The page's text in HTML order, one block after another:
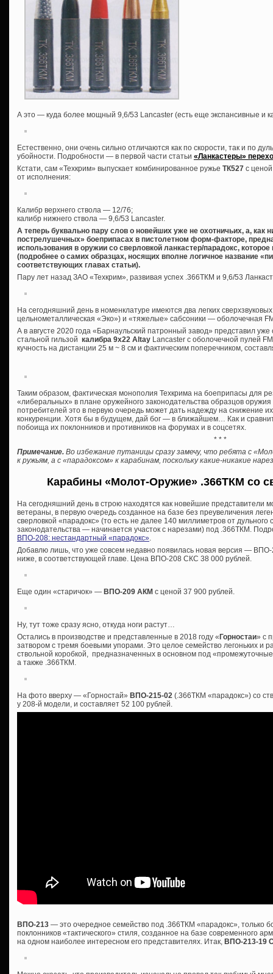
А это — куда более мощный 9,6/53 Lancaster (есть еще экспансивные и
Естественно, они очень сильно отличаются как по скорости, так и по
убойности. Подробности — в первой части статьи «Ланкастеры»
Кстати, сам «Техкрим» выпускает комбинированное ружье ТК527 с
от исполнения:
Калибр верхнего ствола — 12/76;
калибр нижнего ствола — 9,6/53 Lancaster.
А теперь буквально пару слов о новейших уже не охотничьих, а, как
пострелушечных» боеприпасах в пистолетном форм-факторе,
использования в оружии со сверловкой ланкастер/парадокс,
(подробнее о самих образцах, носящих вполне логичное название
соответствующих главах статьи).
Пару лет назад ЗАО «Техкрим», развивая успех .366ТКМ и 9,6/53
На сегодняшний день в номенклатуре имеются два легких
цельнометаллическая «Эко») и «тяжелые» сабсоники — оболочечная
А в августе 2020 года «Барнаульский патронный завод» представил
стальной гильзой калибра 9х22 Altay Lancaster с оболочечной пулей
кучность на дистанции 25 м ~ 8 см и фактическим поперечником,
Таким образом, фактическая монополия Техкрима на боеприпасы для
«либеральных» в плане оружейного законодательства образцов
потребителей это в первую очередь может дать надежду на снижение
конкуренции. Хотя бы в будущем, дай бог — в ближайшем… Как и
побоища их поклонников и противников на форумах и в соцсетях.
* * *
Примечание. Во избежание путаницы сразу замечу, что ребята с
к ружьям, а с «парадоксом» к карабинам, поскольку какие-никакие
Карабины «Молот-Оружие» .366ТКМ со
На сегодняшний день в строю находятся как новейшие представители
ветераны, в первую очередь созданное на базе без преувеличения
сверловкой «парадокс» (то есть не далее 140 миллиметров от
законодательства — начинается участок с нарезами) под .366ТКМ.
ВПО-208: нестандартный «парадокс».
Добавлю лишь, что уже совсем недавно появилась новая версия —
ниже, в соответствующей главе. Цена ВПО-208 СКС 38 000 рублей.
Еще один «старичок» — ВПО-209 АКМ с ценой 37 900 рублей.
Ну, тут тоже сразу ясно, откуда ноги растут…
Остались в производстве и представленные в 2018 году « Горностаи» с
затвором с тремя боевыми упорами. Это целое семейство легоньких и
ствольной коробкой, предназначенных в основном под
а также .366ТКМ.
На фото вверху — «Горностай» ВПО-215-02 (.366ТКМ «парадокс») со
у 208-й модели, и составляет 52 100 рублей.
ВПО-213 — это очередное семейство под .366ТКМ «парадокс», только
поклонников «тактического» стиля, созданное на базе современного
на одном наиболее интересном его представителях. Итак, ВПО-213-19